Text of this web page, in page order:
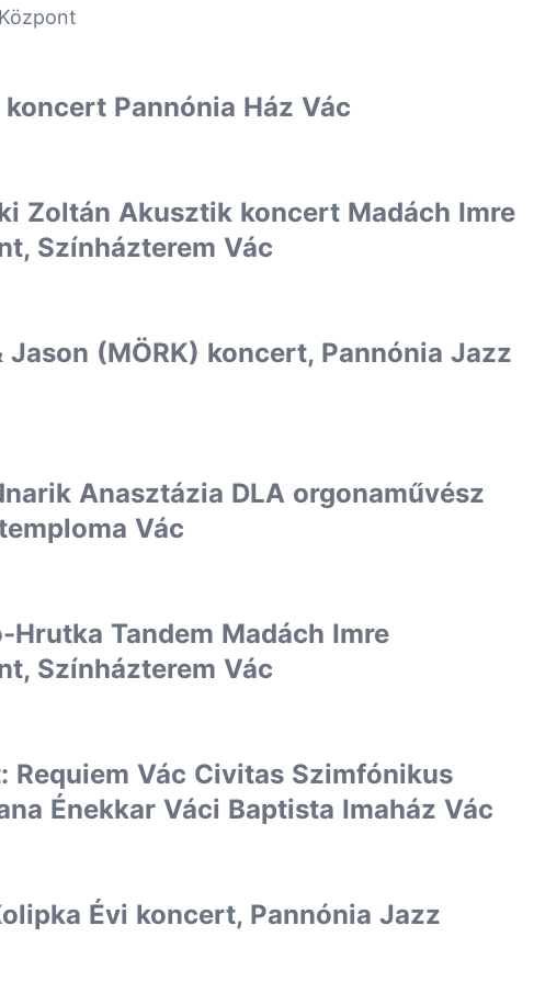
koncert Pannónia Ház Vác
Zoltán Akusztik koncert Madách Imre
Színházterem Vác
Jason (MÖRK) koncert, Pannónia Jazz
Anasztázia DLA orgonaművész
Vác
Hrutka Tandem Madách Imre
Színházterem Vác
Requiem Vác Civitas Szimfónikus
Énekkar Váci Baptista Imaház Vác
Évi koncert, Pannónia Jazz